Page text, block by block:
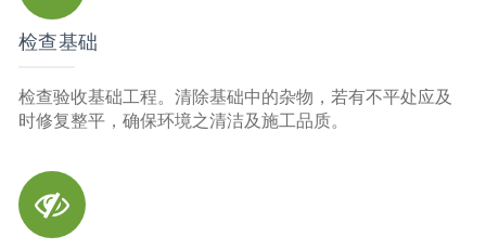
检查基础
检查验收基础工程。清除基础中的杂物，若有不平处应及
时修复整平，确保环境之清洁及施工品质。